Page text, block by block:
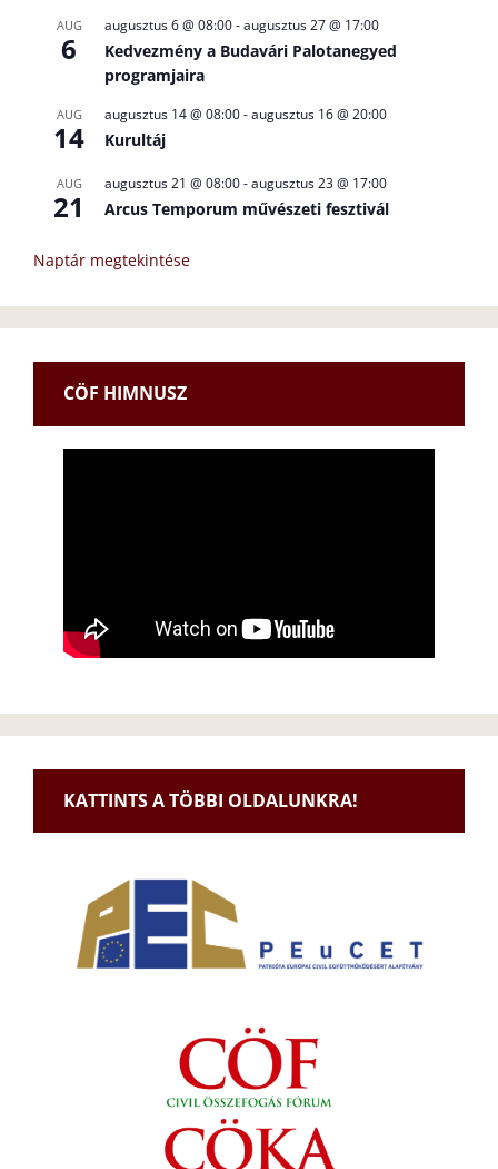
AUG
6
augusztus 6 @ 08:00-augusztus 27 @ 17:00
Kedvezmény a Budavári Palotanegyed
programjaira
AUG
14
augusztus 14 @ 08:00-augusztus 16 @ 20:00
Kurultáj
AUG
21
augusztus 21 @ 08:00-augusztus 23 @ 17:00
Arcus Temporum művészeti fesztivál
Naptár megtekintése
CÖF HIMNUSZ
KATTINTS A TÖBBI OLDALUNKRA!